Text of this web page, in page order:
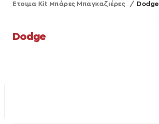
Ετοιμα Kit Μπάρες Μπαγκαζιέρες
Dodge
Dodge